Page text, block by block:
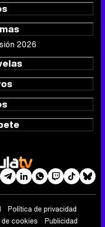
2026
Política de privacidad
cookies
Publicidad